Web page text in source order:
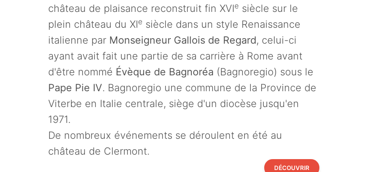
château de plaisance reconstruit fin XVIe siècle sur le
plein château du XIe siècle dans un style Renaissance
italienne par Monseigneur Gallois de Regard, celui-ci
ayant avait fait une partie de sa carrière à Rome avant
d'être nommé Évèque de Bagnoréa (Bagnoregio) sous le
Pape Pie IV. Bagnoregio une commune de la Province de
Viterbe en Italie centrale, siège d'un diocèse jusqu'en
1971.
De nombreux événements se déroulent en été au
château de Clermont.
DÉCOUVRIR